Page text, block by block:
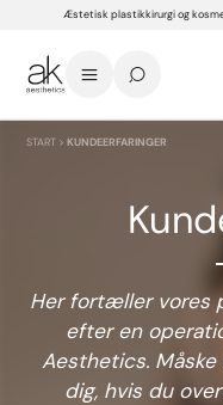
Æstetisk plastikkirurgi og
START >KUNDEERFARINGER
Her fortæller vores
efter en
Aesthetics.
dig, hvis du